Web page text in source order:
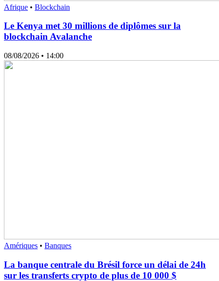
Afrique • Blockchain
Le Kenya met 30 millions de diplômes sur la
blockchain Avalanche
08/08/2026 • 14:00
Amériques • Banques
La banque centrale du Brésil force un délai de 24h
sur les transferts crypto de plus de 10 000 $